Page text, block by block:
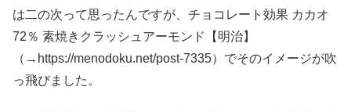
は二の次って思ったんですが、チョコレート効果 カカオ
72％ 素焼きクラッシュアーモンド【明治】
（→https://menodoku.net/post-7335）でそのイメージが吹
っ飛びました。